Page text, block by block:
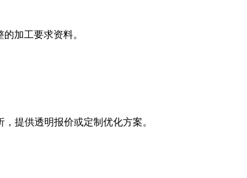
加工要求资料。
提供透明报价或定制优化方案。